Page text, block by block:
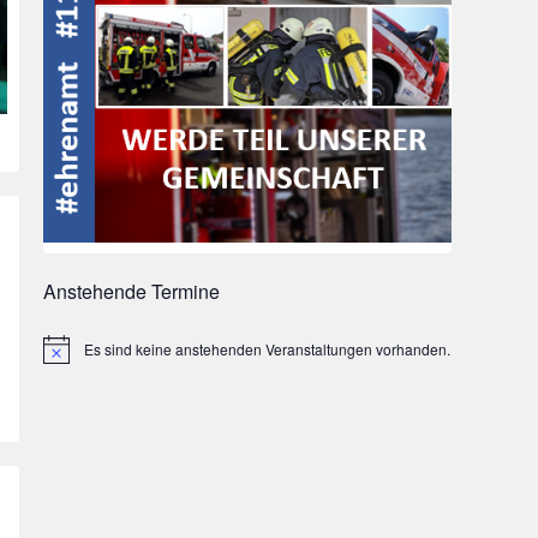
Anstehende Termine
HinweisEs sind keine anstehenden Veranstaltungen vorhanden.